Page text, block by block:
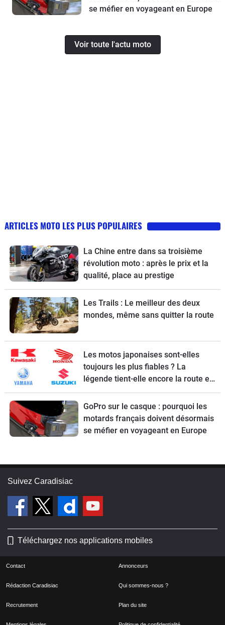
se méfier en voyageant en Europe
Voir toute l'actu moto
ARTICLES MOTO LES PLUS POPULAIRES
La Chine entre dans sa troisième
révolution moto : après le prix et la
qualité, place au prestige
Les Trails : Le meilleur des deux
mondes, même sans quitter la route
Les motos japonaises sont-elles
toujours les plus fiables ? La
légende tient-elle encore la route en
2026 ?
GoPro sur le casque : pourquoi les
motards français doivent désormais
se méfier en voyageant en Europe
Suivez Caradisiac
Téléchargez nos applications mobiles
Contact Annonceurs
Rédaction Caradisiac Qui sommes-nous ?
Recrutement Plan du site